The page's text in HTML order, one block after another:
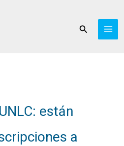
Buscar
están
a